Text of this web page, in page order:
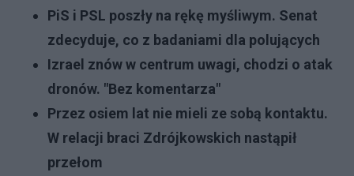
PiS i PSL poszły na rękę myśliwym. Senat
zdecyduje, co z badaniami dla polujących
Izrael znów w centrum uwagi, chodzi o atak
dronów. "Bez komentarza"
Przez osiem lat nie mieli ze sobą kontaktu.
W relacji braci Zdrójkowskich nastąpił
przełom